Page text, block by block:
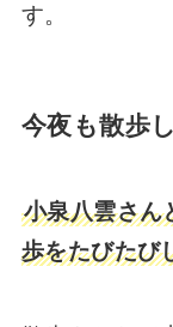
す。
今夜も散歩
小泉八雲さん
歩をたびたび